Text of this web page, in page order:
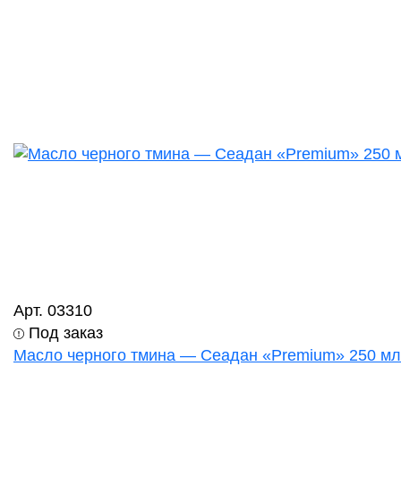
Арт. 03310
Под заказ
Масло черного тмина — Сеадан «Premium» 250 мл